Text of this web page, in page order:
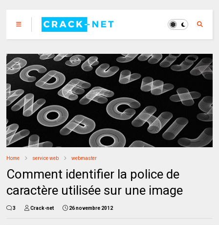
Home service web webmaster
Comment identifier la police de
caractère utilisée sur une image
3 Crack-net 26 novembre 2012